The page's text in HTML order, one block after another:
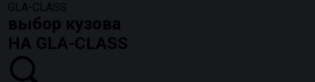
GLA-CLASS
выбор кузова
НА GLA-CLASS